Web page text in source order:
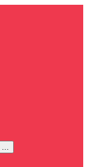
نام محصول یا کالای مورد نظر خود را تایپ نمایید ...